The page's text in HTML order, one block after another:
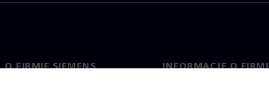
O FIRMIE SIEMENS INFORMACJE O